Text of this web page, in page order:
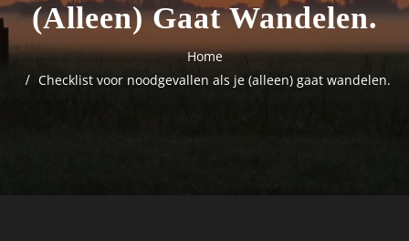
(alleen) Gaat Wandelen.
Home
Checklist voor noodgevallen als je (alleen) gaat wandelen.